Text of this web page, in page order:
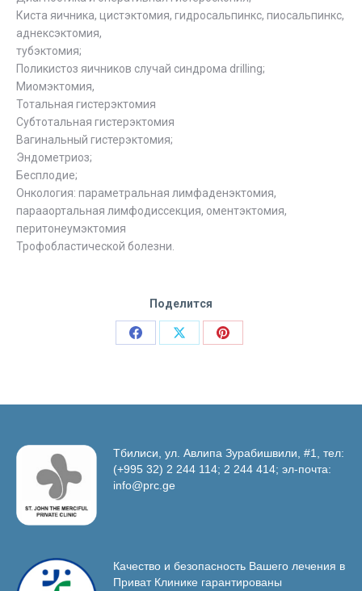
Киста яичника, цистэктомия, гидросальпинкс, пиосальпинкс,
аднексэктомия,
тубэктомия;
Поликистоз яичников случай синдрома drilling;
Миомэктомия,
Тотальная гистерэктомия
Субтотальная гистерэктомия
Вагинальный гистерэктомия;
Эндометриоз;
Бесплодие;
Онкология: параметральная лимфаденэктомия,
парааортальная лимфодиссекция, оментэктомия,
перитонеумэктомия
Трофобластической болезни.
Поделится
ПоделитьсяПоделитьсяПоделиться
Тбилиси, ул. Авлипа Зурабишвили, #1, тел:
(+995 32) 2 244 114; 2 244 414; эл-почта:
info@prc.ge
Качество и безопасность Вашего лечения в
Приват Клинике гарантированы